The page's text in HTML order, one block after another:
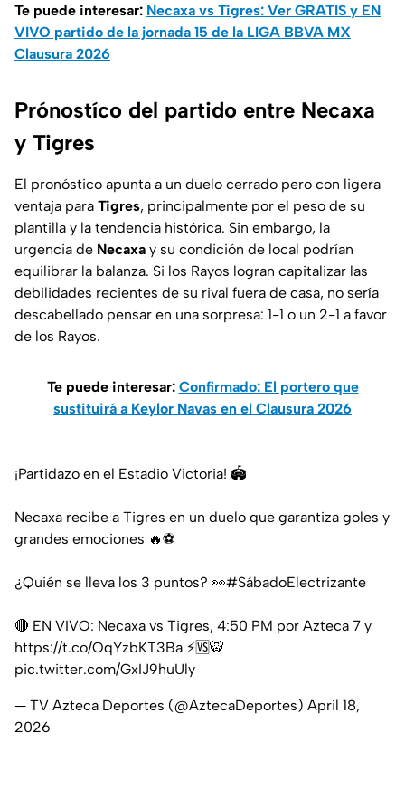
Te puede interesar: Necaxa vs Tigres: Ver GRATIS y EN
VIVO partido de la jornada 15 de la LIGA BBVA MX
Clausura 2026
Prónostíco del partido entre Necaxa
y Tigres
El pronóstico apunta a un duelo cerrado pero con ligera
ventaja para Tigres, principalmente por el peso de su
plantilla y la tendencia histórica. Sin embargo, la
urgencia de Necaxa y su condición de local podrían
equilibrar la balanza. Si los Rayos logran capitalizar las
debilidades recientes de su rival fuera de casa, no sería
descabellado pensar en una sorpresa: 1-1 o un 2-1 a favor
de los Rayos.
Te puede interesar: Confirmado: El portero que
sustituirá a Keylor Navas en el Clausura 2026
¡Partidazo en el Estadio Victoria! 🏟
Necaxa recibe a Tigres en un duelo que garantiza goles y
grandes emociones 🔥⚽️
¿Quién se lleva los 3 puntos? 👀#SábadoElectrizante
🔴 EN VIVO: Necaxa vs Tigres, 4:50 PM por Azteca 7 y
https://t.co/OqYzbKT3Ba ⚡️🆚🐯
pic.twitter.com/GxIJ9huUly
— TV Azteca Deportes (@AztecaDeportes) April 18,
2026